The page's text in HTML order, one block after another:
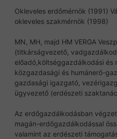
Okleveles erdőmérnök (1991)
okleveles szakmérnök (1998)
MN, MH, majd HM VERGA
(titkárságvezető,
előadó,költséggazdálkodási és
közgazdasági és humánerő-
gazdasági igazgató,
ügyvezető (erdészeti
Az erdőgazdálkodásban
magán-erdőgazdálkodással
valamint az erdészeti